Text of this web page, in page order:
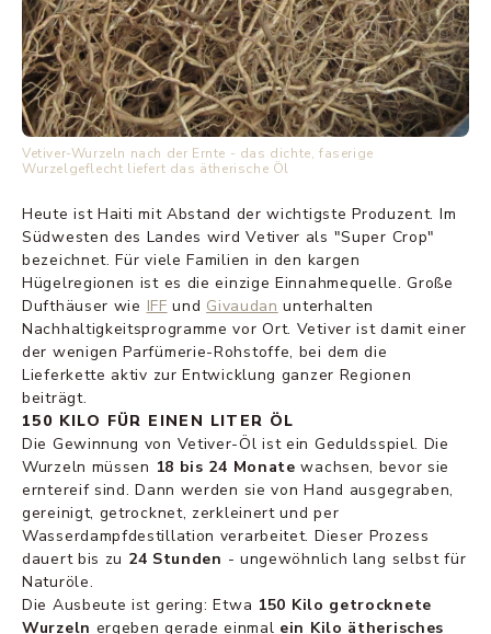
Vetiver-Wurzeln nach der Ernte - das dichte, faserige
Wurzelgeflecht liefert das ätherische Öl
Heute ist Haiti mit Abstand der wichtigste Produzent. Im
Südwesten des Landes wird Vetiver als "Super Crop"
bezeichnet. Für viele Familien in den kargen
Hügelregionen ist es die einzige Einnahmequelle. Große
Dufthäuser wie IFF und Givaudan unterhalten
Nachhaltigkeitsprogramme vor Ort. Vetiver ist damit einer
der wenigen Parfümerie-Rohstoffe, bei dem die
Lieferkette aktiv zur Entwicklung ganzer Regionen
beiträgt.
150 KILO FÜR EINEN LITER ÖL
Die Gewinnung von Vetiver-Öl ist ein Geduldsspiel. Die
Wurzeln müssen 18 bis 24 Monate wachsen, bevor sie
erntereif sind. Dann werden sie von Hand ausgegraben,
gereinigt, getrocknet, zerkleinert und per
Wasserdampfdestillation verarbeitet. Dieser Prozess
dauert bis zu 24 Stunden - ungewöhnlich lang selbst für
Naturöle.
Die Ausbeute ist gering: Etwa 150 Kilo getrocknete
Wurzeln ergeben gerade einmal ein Kilo ätherisches